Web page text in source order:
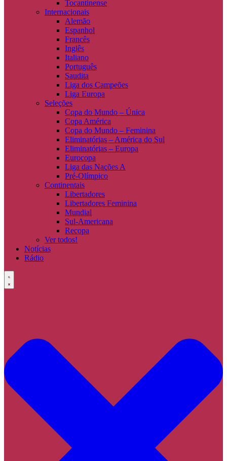
Tocantinense
Internacionais
Alemão
Espanhol
Francês
Inglês
Italiano
Português
Saudita
Liga dos Campeões
Liga Europa
Seleções
Copa do Mundo – Única
Copa América
Copa do Mundo – Feminina
Eliminatórias – América do Sul
Eliminatórias – Europa
Eurocopa
Liga das Nações A
Pré-Olímpico
Continentais
Libertadores
Libertadores Feminina
Mundial
Sul-Americana
Recopa
Ver todos!
Notícias
Rádio